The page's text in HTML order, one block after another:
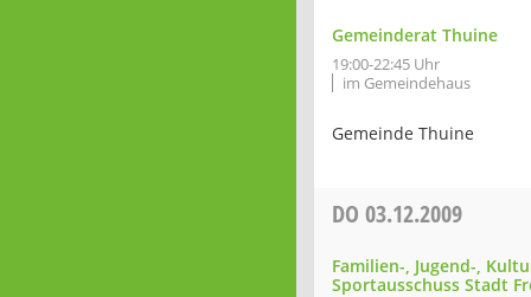
Gemeinderat Thuine
19:00-22:45 Uhr
im Gemeindehaus
Gemeinde Thuine
DO 03.12.2009
Familien-, Jugend-,
Sportausschuss Stadt